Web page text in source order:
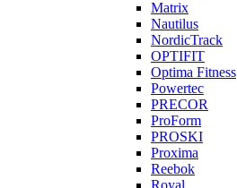
Matrix
Nautilus
NordicTrack
OPTIFIT
Optima Fitness
Powertec
PRECOR
ProForm
PROSKI
Proxima
Reebok
Royal